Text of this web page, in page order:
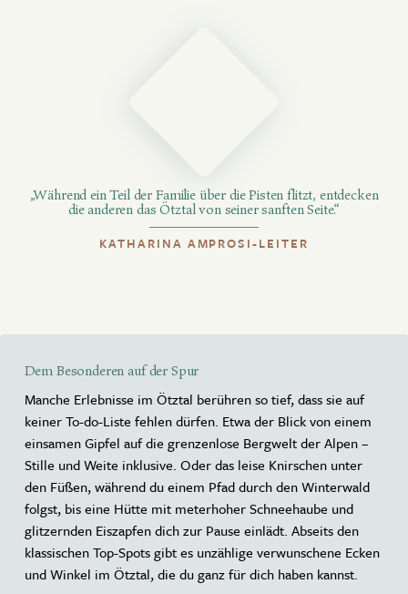
„Während ein Teil der Familie über die Pisten flitzt, entdecken
die anderen das Ötztal von seiner sanften Seite.“
KATHARINA AMPROSI-LEITER
Dem Besonderen auf der Spur
Manche Erlebnisse im Ötztal berühren so tief, dass sie auf
keiner To-do-Liste fehlen dürfen. Etwa der Blick von einem
einsamen Gipfel auf die grenzenlose Bergwelt der Alpen –
Stille und Weite inklusive. Oder das leise Knirschen unter
den Füßen, während du einem Pfad durch den Winterwald
folgst, bis eine Hütte mit meterhoher Schneehaube und
glitzernden Eiszapfen dich zur Pause einlädt. Abseits den
klassischen Top-Spots gibt es unzählige verwunschene Ecken
und Winkel im Ötztal, die du ganz für dich haben kannst.